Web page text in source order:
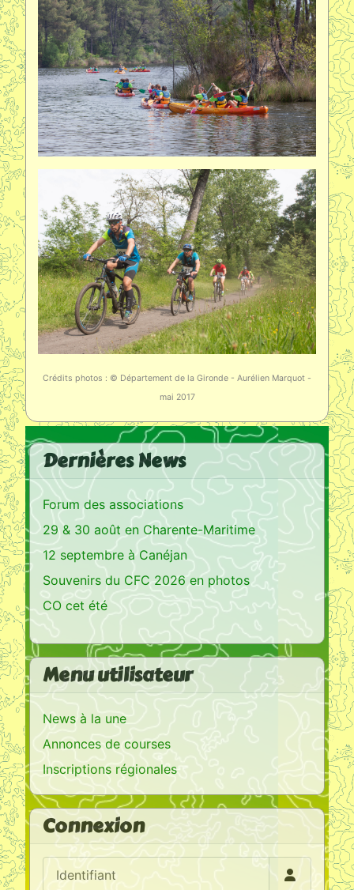
Dernières News
Forum des associations
29 & 30 août en Charente-Maritime
12 septembre à Canéjan
Souvenirs du CFC 2026 en photos
CO cet été
Menu utilisateur
News à la une
Annonces de courses
Inscriptions régionales
Connexion
Crédits photos : © Département de la Gironde - Aurélien Marquot -
mai 2017